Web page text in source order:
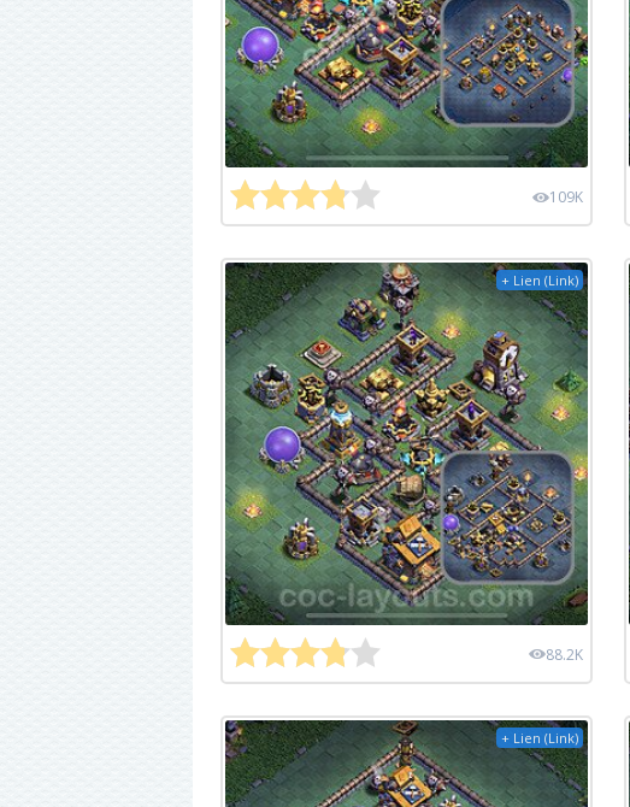
109K
+ Lien (Link)
88.2K
+ Lien (Link)